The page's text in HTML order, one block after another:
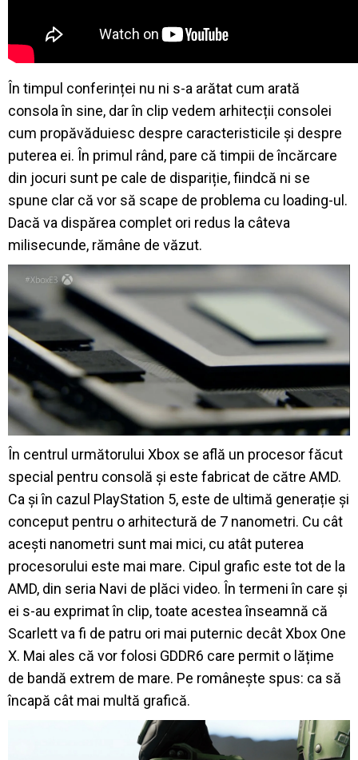
În timpul conferinței nu ni s-a arătat cum arată
consola în sine, dar în clip vedem arhitecții consolei
cum propăvăduiesc despre caracteristicile și despre
puterea ei. În primul rând, pare că timpii de încărcare
din jocuri sunt pe cale de dispariție, fiindcă ni se
spune clar că vor să scape de problema cu loading-ul.
Dacă va dispărea complet ori redus la câteva
milisecunde, rămâne de văzut.
În centrul următorului Xbox se află un procesor făcut
special pentru consolă și este fabricat de către AMD.
Ca și în cazul PlayStation 5, este de ultimă generație și
conceput pentru o arhitectură de 7 nanometri. Cu cât
acești nanometri sunt mai mici, cu atât puterea
procesorului este mai mare. Cipul grafic este tot de la
AMD, din seria Navi de plăci video. În termeni în care și
ei s-au exprimat în clip, toate acestea înseamnă că
Scarlett va fi de patru ori mai puternic decât Xbox One
X. Mai ales că vor folosi GDDR6 care permit o lățime
de bandă extrem de mare. Pe românește spus: ca să
încapă cât mai multă grafică.